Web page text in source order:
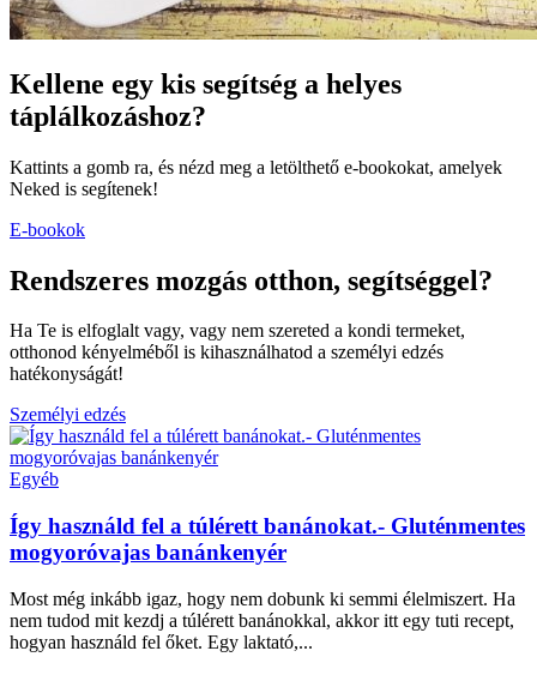
Kellene egy kis segítség a helyes
táplálkozáshoz?
Kattints a gomb ra, és nézd meg a letölthető e-bookokat, amelyek
Neked is segítenek!
E-bookok
Rendszeres mozgás otthon, segítséggel?
Ha Te is elfoglalt vagy, vagy nem szereted a kondi termeket,
otthonod kényelméből is kihasználhatod a személyi edzés
hatékonyságát!
Személyi edzés
Egyéb
Így használd fel a túlérett banánokat.- Gluténmentes
mogyoróvajas banánkenyér
Most még inkább igaz, hogy nem dobunk ki semmi élelmiszert. Ha
nem tudod mit kezdj a túlérett banánokkal, akkor itt egy tuti recept,
hogyan használd fel őket. Egy laktató,...